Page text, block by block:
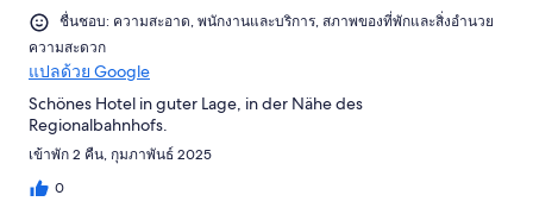
ชื่นชอบ: ความสะอาด, พนักงานและบริการ, สภาพของที่พักและสิ่งอำนวย
ความสะดวก
แปลด้วย Google
Schönes Hotel in guter Lage, in der Nähe des
Regionalbahnhofs.
เข้าพัก 2 คืน, กุมภาพันธ์ 2025
0